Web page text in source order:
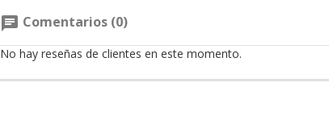
chat Comentarios (0)
No hay reseñas de clientes en este momento.